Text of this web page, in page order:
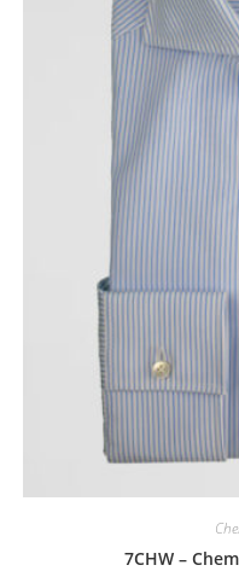
7CHW –